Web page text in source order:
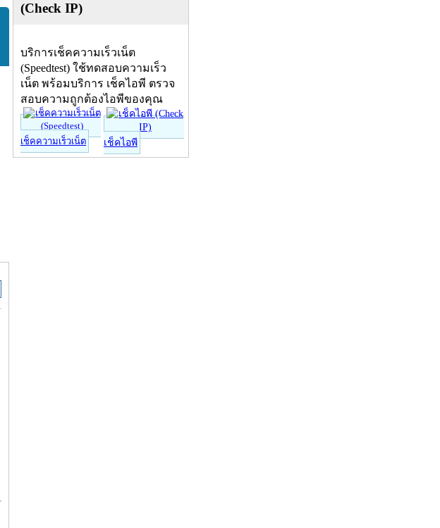
(Check IP)
บริการเช็คความเร็วเน็ต
(Speedtest) ใช้ทดสอบความเร็ว
เน็ต พร้อมบริการ เช็คไอพี ตรวจ
สอบความถูกต้องไอพีของคุณ
เช็คความเร็วเน็ต เช็คไอพี